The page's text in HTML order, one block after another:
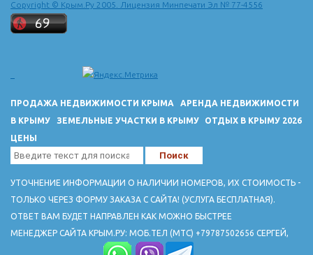
Copyright © Крым.Ру 2005. Лицензия Минпечати Эл № 77-4556
ПРОДАЖА НЕДВИЖИМОСТИ КРЫМА
АРЕНДА НЕДВИЖИМОСТИ
В КРЫМУ
ЗЕМЕЛЬНЫЕ УЧАСТКИ В КРЫМУ
ОТДЫХ В КРЫМУ 2026
ЦЕНЫ
УТОЧНЕНИЕ ИНФОРМАЦИИ О НАЛИЧИИ НОМЕРОВ, ИХ СТОИМОСТЬ -
ТОЛЬКО ЧЕРЕЗ ФОРМУ ЗАКАЗА С САЙТА! (УСЛУГА БЕСПЛАТНАЯ).
ОТВЕТ ВАМ БУДЕТ НАПРАВЛЕН КАК МОЖНО БЫСТРЕЕ
МЕНЕДЖЕР САЙТА КРЫМ.РУ: МОБ.ТЕЛ (МТС) +79787502656 СЕРГЕЙ,